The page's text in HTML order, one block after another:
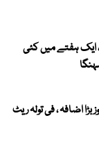
ایک ہفتے میں کئی
اضافہ ، فی تولہ ریٹ